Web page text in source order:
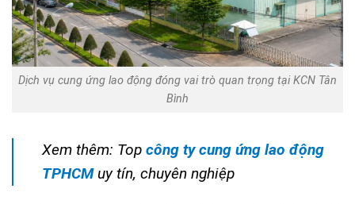
Dịch vụ cung ứng lao động đóng vai trò quan trọng tại KCN Tân
Bình
Xem thêm: Top công ty cung ứng lao động
TPHCMuy tín, chuyên nghiệp